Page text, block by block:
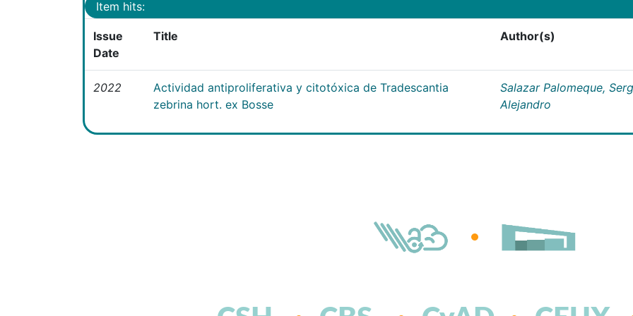
Item hits:
Issue
Date
Title Author(s)
2022
Actividad antiproliferativa y citotóxica de Tradescantia
zebrina hort. ex Bosse
Salazar Palomeque,
Alejandro